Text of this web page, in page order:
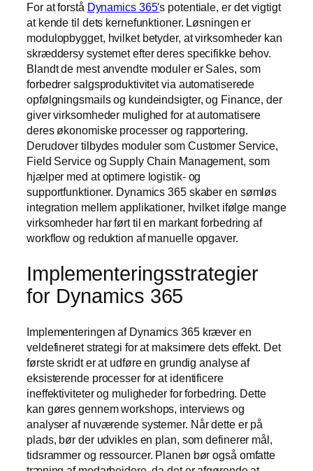
For at forstå Dynamics 365′s potentiale, er det vigtigt
at kende til dets kernefunktioner. Løsningen er
modulopbygget, hvilket betyder, at virksomheder kan
skræddersy systemet efter deres specifikke behov.
Blandt de mest anvendte moduler er Sales, som
forbedrer salgsproduktivitet via automatiserede
opfølgningsmails og kundeindsigter, og Finance, der
giver virksomheder mulighed for at automatisere
deres økonomiske processer og rapportering.
Derudover tilbydes moduler som Customer Service,
Field Service og Supply Chain Management, som
hjælper med at optimere logistik- og
supportfunktioner. Dynamics 365 skaber en sømløs
integration mellem applikationer, hvilket ifølge mange
virksomheder har ført til en markant forbedring af
workflow og reduktion af manuelle opgaver.
Implementeringsstrategier
for Dynamics 365
Implementeringen af Dynamics 365 kræver en
veldefineret strategi for at maksimere dets effekt. Det
første skridt er at udføre en grundig analyse af
eksisterende processer for at identificere
ineffektiviteter og muligheder for forbedring. Dette
kan gøres gennem workshops, interviews og
analyser af nuværende systemer. Når dette er på
plads, bør der udvikles en plan, som definerer mål,
tidsrammer og ressourcer. Planen bør også omfatte